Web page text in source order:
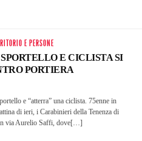
E PERSONE
E CICLISTA SI
PORTIERA
e “atterra” una ciclista. 75enne in
di ieri, i Carabinieri della Tenenza di
via Aurelio Saffi, dove[…]